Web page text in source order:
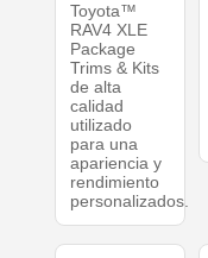
Toyota™
RAV4 XLE
Package
Trims & Kits
de alta
calidad
utilizado
para una
apariencia y
rendimiento
personalizados.